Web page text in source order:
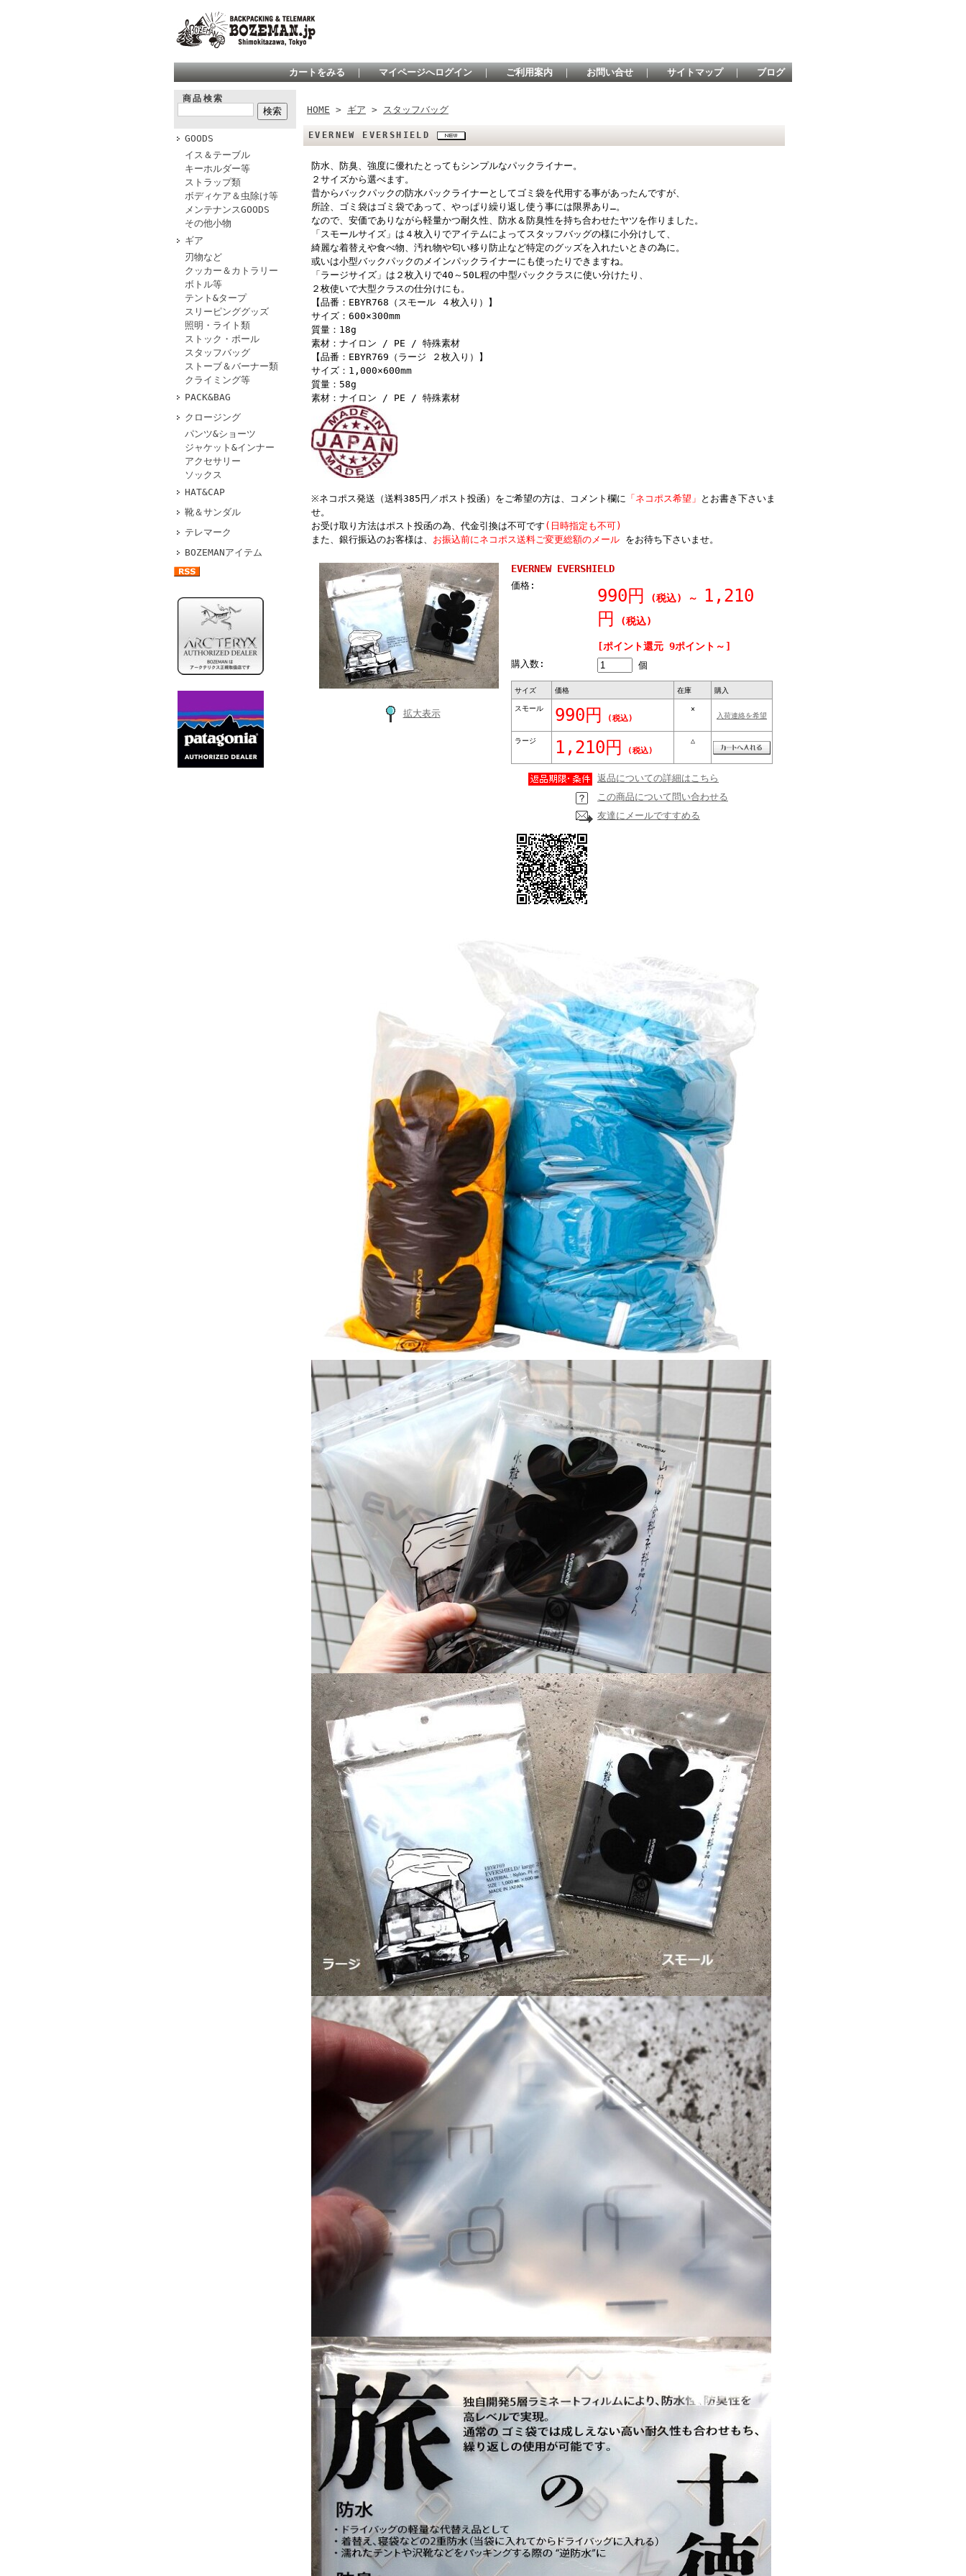
カートをみる ｜ マイページへログイン ｜ ご利用案内 ｜ お問い合せ ｜ サイトマップ ｜ ブログ
商品検索
GOODS
イス＆テーブル
キーホルダー等
ストラップ類
ボディケア＆虫除け等
メンテナンスGOODS
その他小物
ギア
刃物など
クッカー＆カトラリー
ボトル等
テント&タープ
スリーピンググッズ
照明・ライト類
ストック・ポール
スタッフバッグ
ストーブ＆バーナー類
クライミング等
PACK&BAG
クロージング
パンツ&ショーツ
ジャケット&インナー
アクセサリー
ソックス
HAT&CAP
靴＆サンダル
テレマーク
BOZEMANアイテム
HOME > ギア > スタッフバッグ
EVERNEW EVERSHIELD
防水、防臭、強度に優れたとってもシンプルなパックライナー。
２サイズから選べます。
昔からバックパックの防水パックライナーとしてゴミ袋を代用する事があったんですが、
所詮、ゴミ袋はゴミ袋であって、やっぱり繰り返し使う事には限界あり…。
なので、安価でありながら軽量かつ耐久性、防水＆防臭性を持ち合わせたヤツを作りました。
「スモールサイズ」は４枚入りでアイテムによってスタッフバッグの様に小分けして、
綺麗な着替えや食べ物、汚れ物や匂い移り防止など特定のグッズを入れたいときの為に。
或いは小型バックパックのメインパックライナーにも使ったりできますね。
「ラージサイズ」は２枚入りで40～50L程の中型パッククラスに使い分けたり、
２枚使いで大型クラスの仕分けにも。
【品番：EBYR768（スモール ４枚入り）】
サイズ：600×300mm
質量：18g
素材：ナイロン / PE / 特殊素材
【品番：EBYR769（ラージ ２枚入り）】
サイズ：1,000×600mm
質量：58g
素材：ナイロン / PE / 特殊素材
※ネコポス発送（送料385円／ポスト投函）をご希望の方は、コメント欄に 「ネコポス希望」 とお書き下さいま
せ。
お受け取り方法はポスト投函の為、代金引換は不可です (日時指定も不可)
また、銀行振込のお客様は、 お振込前にネコポス送料ご変更総額のメール をお待ち下さいませ。
拡大表示
EVERNEW EVERSHIELD
価格:
990円 (税込) ～
1,210
円
(税込)
[ポイント還元 9ポイント～]
購入数: 個
サイズ 価格 在庫 購入
スモール 990円 (税込)
×
入荷連絡を希望
ラージ 1,210円 (税込)
△
返品についての詳細はこちら
この商品について問い合わせる
友達にメールですすめる